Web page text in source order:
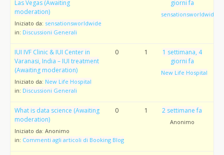
Las Vegas (Awaiting
moderation)
Iniziato da: sensationsworldwide
in: Discussioni Generali
giorni fa
sensationsworldwide
IUI IVF Clinic & IUI Center in
Varanasi, India – IUI treatment
(Awaiting moderation)
Iniziato da: New Life Hospital
in: Discussioni Generali
0 1
1 settimana, 4
giorni fa
New Life Hospital
What is data science (Awaiting
moderation)
Iniziato da: Anonimo
in: Commenti agli articoli di Booking Blog
0 1 2 settimane fa
Anonimo